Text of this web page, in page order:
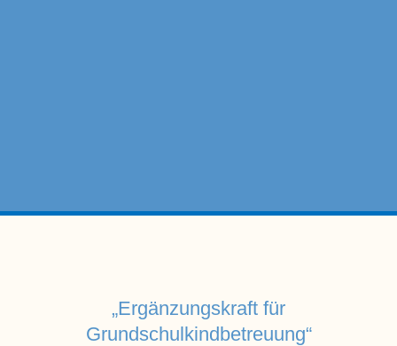
„Ergänzungskraft für
Grundschulkindbetreuung“